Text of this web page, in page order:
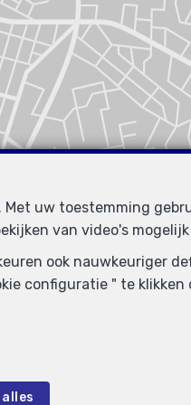
uw toestemming
van video's
ook nauwkeuriger
configuratie " te klikken